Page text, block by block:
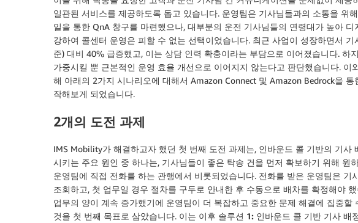
일관된 서비스를 제공하도록 돕고 있습니다. 운영팀은 기사님들과의 소통을 위
일을 통한 QnA 창구를 마련했으나, 대부분의 운전 기사님들의 연령대가 높아
강하여 콜센터 운영은 피할 수 없는 선택이었습니다. 최근 사업이 성장하면서
준) 대비 40% 급증했고, 이는 상담 인력 확충이라는 부담으로 이어졌습니다. 하
가중시킬 뿐 근본적인 운영 효율 개선으로 이어지지 않는다고 판단했습니다. 이
해 아래의 2가지 시나리오에 대해서 Amazon Connect 및 Amazon Bedrock을
작해보게 되었습니다.
2개의 도전 과제
IMS Mobility가 해결하고자 했던 첫 번째 도전 과제는, 인바운드 콜 기반의 기사
시키는 주요 원인 중 하나는, 기사님들이 좋은 탁송 건을 먼저 확보하기 위해 원
운영팀에 직접 전화를 하는 관행에서 비롯되었습니다. 전화를 받은 운영팀은 기
조회하고, 첫 업무일 경우 절차를 구두로 안내한 후 수동으로 배차를 확정해야
업무의 양이 계속 증가했기에 운영팀이 더 복잡하고 중요한 문제 해결에 집중
것을 첫 번째 목표로 삼았습니다. 이는 이후 솔루션 1: 인바운드 콜 기반 기사 배